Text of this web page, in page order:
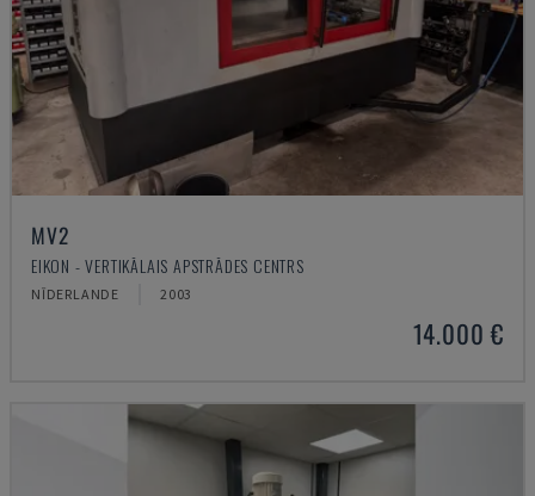
MV2
EIKON - VERTIKĀLAIS APSTRĀDES CENTRS
NĪDERLANDE 2003
14.000 €